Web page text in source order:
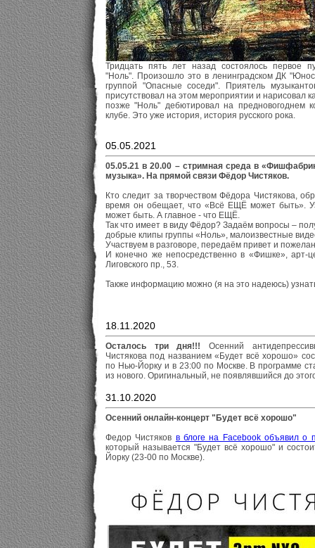
Тридцать пять лет назад состоялось первое
"Ноль". Произошло это в ленинградском ДК
группой "Опасные соседи". Приятель
присутствовал на этом мероприятии и нарисовал
позже "Ноль" дебютировал на предновогоднем
клубе. Это уже история, история русского рока.
05.05.2021
05.05.21 в 20.00 – стримная среда в
музыка». На прямой связи Фёдор Чистяков.
Кто следит за творчеством Фёдора Чистякова,
время он обещает, что «Всё ЕЩЁ может быть».
может быть. А главное - что ЕЩЁ.
Так что имеет в виду Фёдор? Задаём вопросы –
добрые клипы группы «Ноль», малоизвестные
Участвуем в разговоре, передаём привет и
И конечно же непосредственно в «Фишке», арт-
Лиговского пр., 53.
Также информацию можно (я на это надеюсь)
18.11.2020
Осталось три дня!!! Осенний
Чистякова под названием «Будет всё хорошо»
по Нью-Йорку и в 23:00 по Москве. В программе
из нового. Оригинальный, не появлявшийся до
31.10.2020
Осенний онлайн-концерт "Будет всё хорошо"
Федор Чистяков в блоге на Facebook объявил о
который называется "Будет всё хорошо" и
Йорку (23-00 по Москве).